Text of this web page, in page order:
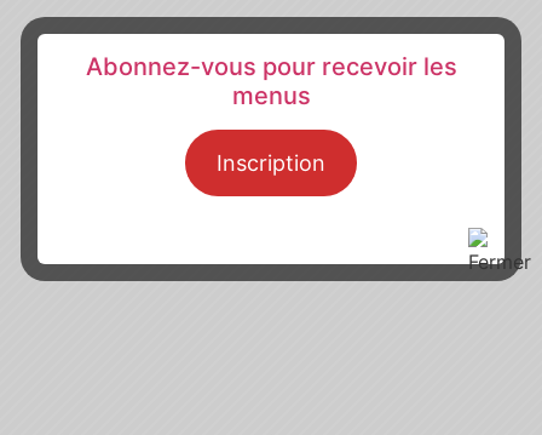
Abonnez-vous pour recevoir les
menus
Inscription